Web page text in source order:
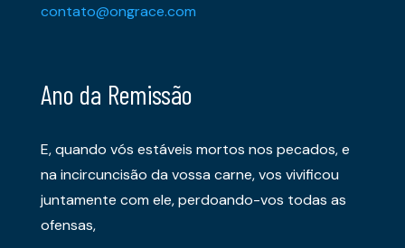
contato@ongrace.com
Ano da Remissão
E, quando vós estáveis mortos nos pecados, e
na incircuncisão da vossa carne, vos vivificou
juntamente com ele, perdoando-vos todas as
ofensas,